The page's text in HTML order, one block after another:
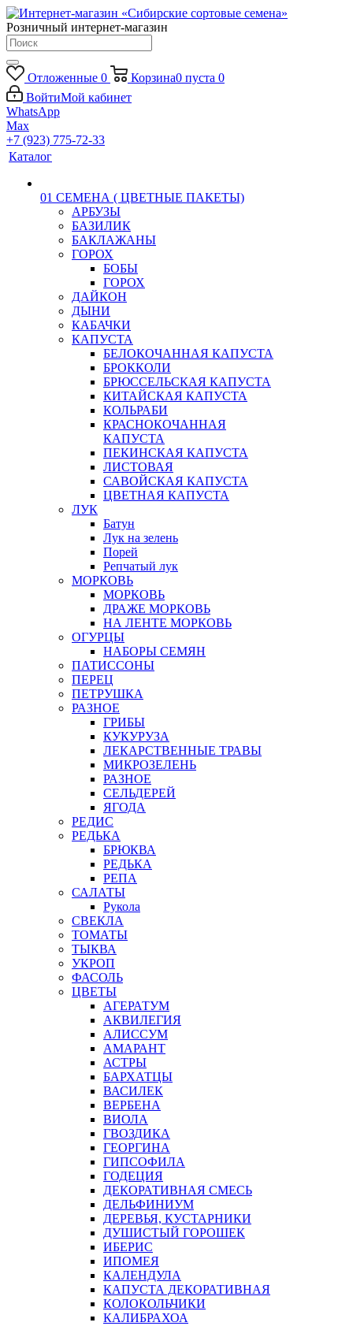
Розничный интернет-магазин
Отложенные 0 Корзина0 пуста 0
ВойтиМой кабинет
WhatsApp
Max
+7 (923) 775-72-33
Каталог
01 СЕМЕНА ( ЦВЕТНЫЕ ПАКЕТЫ)
АРБУЗЫ
БАЗИЛИК
БАКЛАЖАНЫ
ГОРОХ
БОБЫ
ГОРОХ
ДАЙКОН
ДЫНИ
КАБАЧКИ
КАПУСТА
БЕЛОКОЧАННАЯ КАПУСТА
БРОККОЛИ
БРЮССЕЛЬСКАЯ КАПУСТА
КИТАЙСКАЯ КАПУСТА
КОЛЬРАБИ
КРАСНОКОЧАННАЯ
КАПУСТА
ПЕКИНСКАЯ КАПУСТА
ЛИСТОВАЯ
САВОЙСКАЯ КАПУСТА
ЦВЕТНАЯ КАПУСТА
ЛУК
Батун
Лук на зелень
Порей
Репчатый лук
МОРКОВЬ
МОРКОВЬ
ДРАЖЕ МОРКОВЬ
НА ЛЕНТЕ МОРКОВЬ
ОГУРЦЫ
НАБОРЫ СЕМЯН
ПАТИССОНЫ
ПЕРЕЦ
ПЕТРУШКА
РАЗНОЕ
ГРИБЫ
КУКУРУЗА
ЛЕКАРСТВЕННЫЕ ТРАВЫ
МИКРОЗЕЛЕНЬ
РАЗНОЕ
СЕЛЬДЕРЕЙ
ЯГОДА
РЕДИС
РЕДЬКА
БРЮКВА
РЕДЬКА
РЕПА
САЛАТЫ
Рукола
СВЕКЛА
ТОМАТЫ
ТЫКВА
УКРОП
ФАСОЛЬ
ЦВЕТЫ
АГЕРАТУМ
АКВИЛЕГИЯ
АЛИССУМ
АМАРАНТ
АСТРЫ
БАРХАТЦЫ
ВАСИЛЕК
ВЕРБЕНА
ВИОЛА
ГВОЗДИКА
ГЕОРГИНА
ГИПСОФИЛА
ГОДЕЦИЯ
ДЕКОРАТИВНАЯ СМЕСЬ
ДЕЛЬФИНИУМ
ДЕРЕВЬЯ, КУСТАРНИКИ
ДУШИСТЫЙ ГОРОШЕК
ИБЕРИС
ИПОМЕЯ
КАЛЕНДУЛА
КАПУСТА ДЕКОРАТИВНАЯ
КОЛОКОЛЬЧИКИ
КАЛИБРАХОА